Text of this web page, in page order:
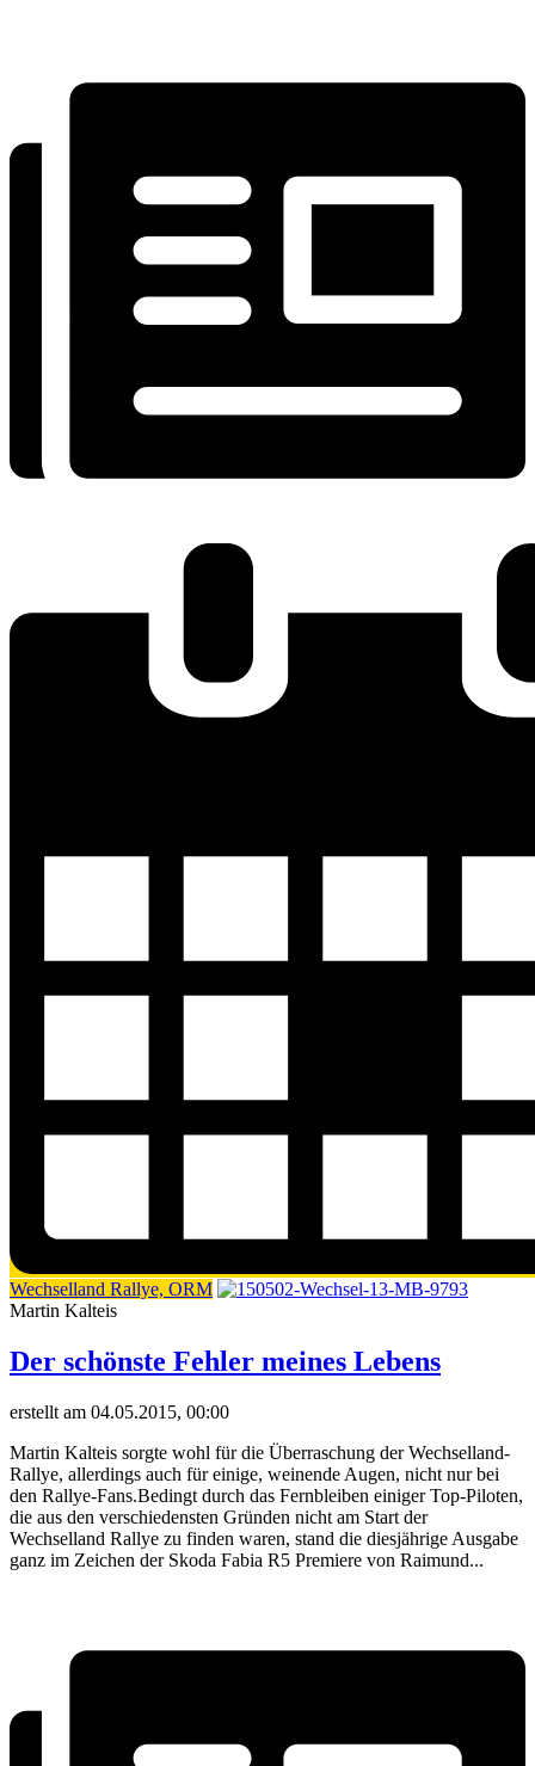
Wechselland Rallye, ORM
Martin Kalteis
Der schönste Fehler meines Lebens
erstellt am 04.05.2015, 00:00
Martin Kalteis sorgte wohl für die Überraschung der Wechselland-
Rallye, allerdings auch für einige, weinende Augen, nicht nur bei
den Rallye-Fans.Bedingt durch das Fernbleiben einiger Top-Piloten,
die aus den verschiedensten Gründen nicht am Start der
Wechselland Rallye zu finden waren, stand die diesjährige Ausgabe
ganz im Zeichen der Skoda Fabia R5 Premiere von Raimund...